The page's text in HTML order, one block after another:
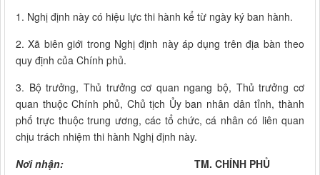
1. Nghị định này có hiệu lực thi hành kể từ ngày ký ban hành.
2. Xã biên giới trong Nghị định này áp dụng trên địa bàn theo
quy định của Chính phủ.
3. Bộ trưởng, Thủ trưởng cơ quan ngang bộ, Thủ trưởng cơ
quan thuộc Chính phủ, Chủ tịch Ủy ban nhân dân tỉnh, thành
phố trực thuộc trung ương, các tổ chức, cá nhân có liên quan
chịu trách nhiệm thi hành Nghị định này.
Nơi nhận:
TM. CHÍNH PHỦ